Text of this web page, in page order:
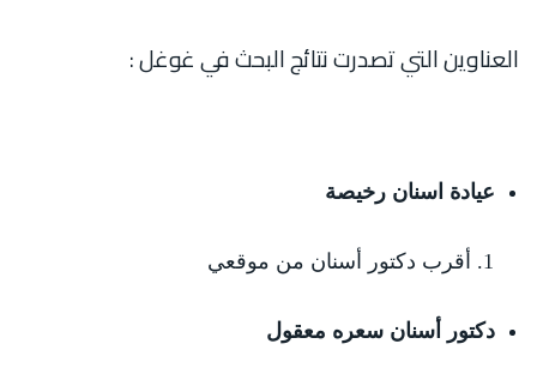
العناوين التي تصدرت نتائج البحث في غوغل :
عيادة اسنان رخيصة
أقرب دكتور أسنان من موقعي
دكتور أسنان سعره معقول